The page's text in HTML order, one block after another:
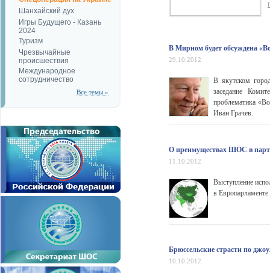
Шанхайский дух
Игры Будущего - Казань
2024
Туризм
Чрезвычайные
происшествия
Международное
сотрудничество
Все темы »
В Мирном будет обсуждена
29.10.2012
В якутском
заседание
проблематика
Иван Грачев.
О преимуществах ШОС в
11.10.2012
Выступление
в
Брюссельские страсти по
10.10.2012